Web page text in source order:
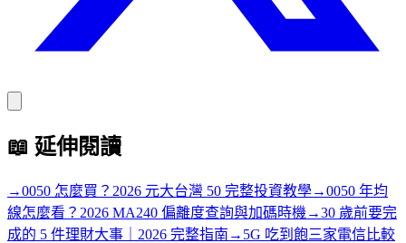
📖 延伸閱讀
→0050 怎麼買？2026 元大台灣 50 完整投資教學→0050 年均
線怎麼看？2026 MA240 偏離度查詢與加碼時機 →30 歲前要完
成的 5 件理財大事｜2026 完整指南 → 5G 吃到飽三家電信比較